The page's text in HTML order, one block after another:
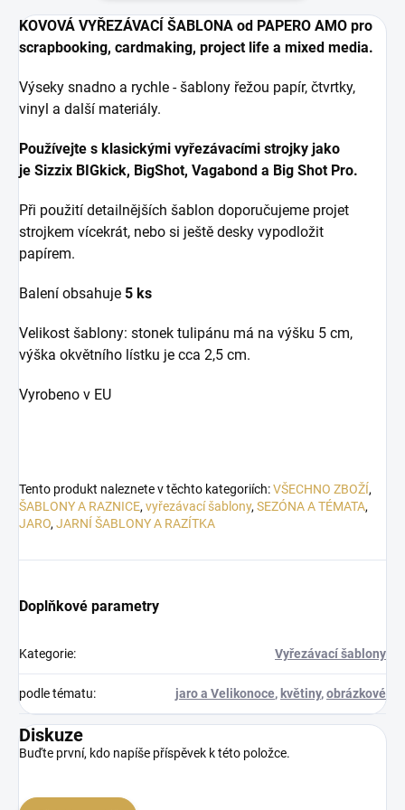
KOVOVÁ VYŘEZÁVACÍ ŠABLONA od PAPERO AMO pro
scrapbooking, cardmaking, project life a mixed media.
Výseky snadno a rychle - šablony řežou papír, čtvrtky,
vinyl a další materiály.
Používejte s klasickými vyřezávacími strojky jako
je Sizzix BIGkick, BigShot, Vagabond a Big Shot Pro.
Při použití detailnějších šablon doporučujeme projet
strojkem vícekrát, nebo si ještě desky vypodložit
papírem.
Balení obsahuje 5 ks
Velikost šablony: stonek tulipánu má na výšku 5 cm,
výška okvětního lístku je cca 2,5 cm.
Vyrobeno v EU
Tento produkt naleznete v těchto kategoriích:VŠECHNO ZBOŽÍ,
ŠABLONY A RAZNICE, vyřezávací šablony, SEZÓNA A TÉMATA,
JARO, JARNÍ ŠABLONY A RAZÍTKA
Doplňkové parametry
Kategorie: Vyřezávací šablony
podle tématu: jaro a Velikonoce, květiny,obrázkové
Diskuze
Buďte první, kdo napíše příspěvek k této položce.